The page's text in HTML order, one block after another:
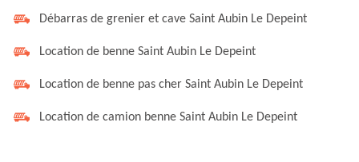
Débarras de grenier et cave Saint Aubin Le Depeint
Location de benne Saint Aubin Le Depeint
Location de benne pas cher Saint Aubin Le Depeint
Location de camion benne Saint Aubin Le Depeint